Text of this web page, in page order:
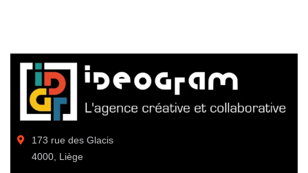
173 rue des Glacis
4000, Liège